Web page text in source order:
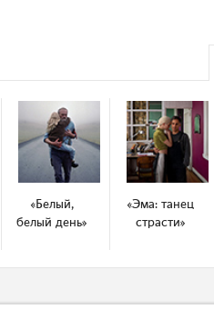
«Белый,
белый день»
«Эма: танец
страсти»